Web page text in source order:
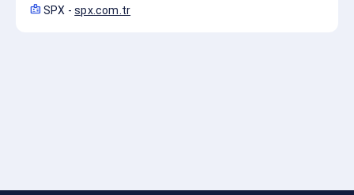
badge SPX -spx.com.tr